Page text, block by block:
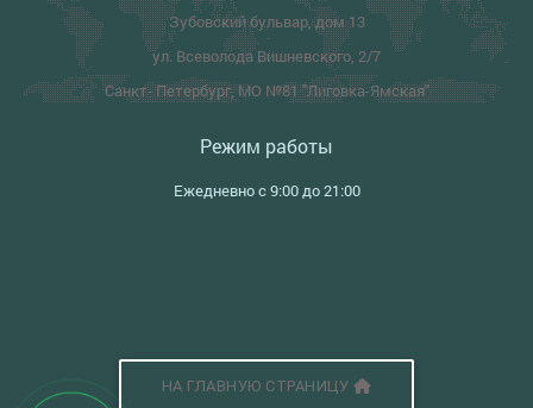
Зубовский бульвар, дом 13
ул. Всеволода Вишневского, 2/7
Санкт- Петербург, МО №81 "Лиговка-Ямская"
Режим работы
Ежедневно с 9:00 до 21:00
НА ГЛАВНУЮ СТРАНИЦУ